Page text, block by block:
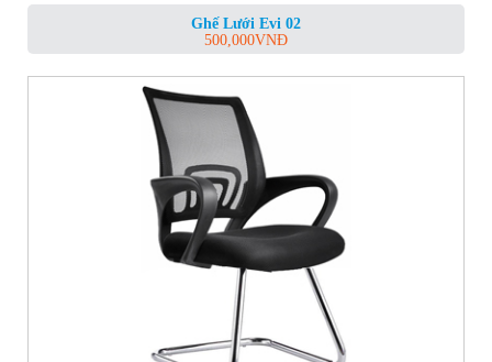
Ghế Lưới Evi 02
500,000VNĐ